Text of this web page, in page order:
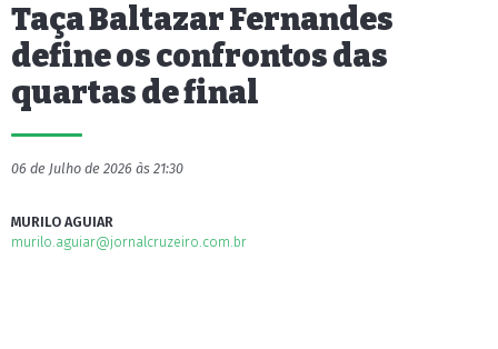
Taça Baltazar Fernandes
define os confrontos das
quartas de final
06 de Julho de 2026 às 21:30
MURILO AGUIAR
murilo.aguiar@jornalcruzeiro.com.br